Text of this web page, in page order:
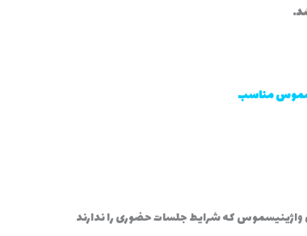
مناسب
واژینیسموس که شرایط جلسات حضوری را ندارند